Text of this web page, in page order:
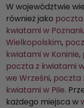
W województwie
również jako poczta
kwiatami w
Wielkopolskim,
kwiatami w Koninie,
poczta z kwiatami
we Wrześni, poczta
kwiatami w Pile.
każdego miejsca w